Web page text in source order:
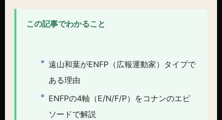
この記事でわかること
遠山和葉がENFP（広報運動家）タイプで
ある理由
ENFPの4軸（E/N/F/P）をコナンのエピ
ソードで解説